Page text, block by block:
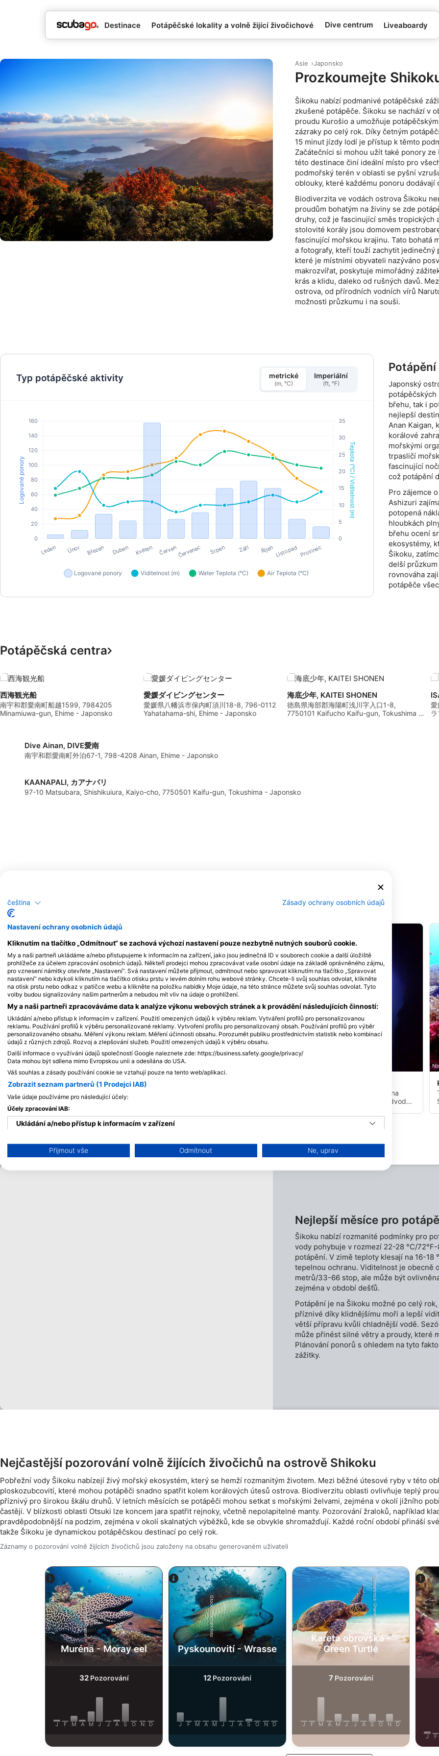
Destinace Potápěčské lokality a volně žijící živočichové Dive centrum Liveaboardy
Asie Japonsko
Prozkoumejte
Šikoku nabízí podmanivé potápěčské
zkušené potápěče. Šikoku se nachází v
proudu Kurošio a umožňuje
zázraky po celý rok. Díky četným
15 minut jízdy lodí je přístup k těmto
Začátečníci si mohou užít také ponory
této destinace činí ideální místo pro
podmořský terén v oblasti se pyšní
oblouky, které každému ponoru dodávají
Biodiverzita ve vodách ostrova Šikoku
proudům bohatým na živiny se zde
druhy, což je fascinující směs tropických
stolovité korály jsou domovem
fascinující mořskou krajinu. Tato bohatá
a fotografy, kteří touží zachytit jedinečný
které je místními obyvateli nazýváno
makrozvířat, poskytuje mimořádný
krás a klidu, daleko od rušných davů.
ostrova, od přírodních vodních vírů
možnosti průzkumu i na souši.
Typ potápěčské aktivity metrické
(m, °C)
Imperiální
(ft, °F)
Japonský
břehu, tak i
nejlepší
Anan Kaigan,
korálové
mořskými
trpasličí
fascinující
což potápění
Pro zájemce
Ashizuri
potopená
hloubkách
břehu ocení
ekosystémy,
Šikoku,
delší
rovnováha
potápěče
Potápěčská centra
西海観光船
南宇和郡愛南町船越1599, 7984205
Minamiuwa-gun, Ehime - Japonsko
愛媛ダイビングセンター
愛媛県八幡浜市保内町須川18-8, 796-0112
Yahatahama-shi, Ehime - Japonsko
海底少年, KAITEI SHONEN
徳島県海部郡海陽町浅川字入口1-8,
7750101 Kaifucho Kaifu-gun, Tokushima -
Dive Ainan, DIVE愛南
南宇和郡愛南町外泊67-1, 798-4208 Ainan, Ehime - Japonsko
KAANAPALI, カアナパリ
97-10 Matsubara, Shishikuiura, Kaiyo-cho, 7750501 Kaifu-gun, Tokushima - Japonsko
Dive lokalita
SSI Service Center Japan, 101-0051 Chiyoda-ku
Ushiro Hama 3 Buoy(★3.9)
Ostrov Kashiwa v prefektuře Kóči je makro rájem s
mělkou, průzračnou vodou, která je ideální pro
pozorování nahožábří, korýšů a hlaváčovitých ryb.
Ostrov je proslulý pozorováním vzácných druhů a
přitahuje jak začátečníky, tak zkušené potápěče.
Díky klidným podmínkám je pro prozkoumávání
tohoto bohatého podvodního světa nejvhodnější
Ačkoli se tato potápěčská lokalita může zdát na
povrchu typická, pod hladinou se nachází podvodní
metrů na šířku. Tyto jeskyně nejsou nijak zvlášť
hluboké, což potápěčům umožňuje pomalý pohyb a
občas odpočívají. Východ z jeskyně vydává modrou
záři a horní část jeskyně se hemží hejny lampionů a
dalších mořských živočichů, kteří při osvětlení
Nejlepší měsíce pro
Šikoku nabízí rozmanité podmínky pro
vody pohybuje v rozmezí 22-28 °C/
potápění. V zimě teploty klesají na 16-18
tepelnou ochranu. Viditelnost je obecně
metrů/33-66 stop, ale může být
zejména v období dešťů.
Potápění je na Šikoku možné po celý
příznivé díky klidnějšímu moři a lepší
větší přípravu kvůli chladnější vodě.
může přinést silné větry a proudy, které
Plánování ponorů s ohledem na tyto
zážitky.
Nejčastější pozorování volně žijících živočichů na ostrově Shikoku
Pobřežní vody Šikoku nabízejí živý mořský ekosystém, který se hemží rozmanitým životem. Mezi běžné útesové ryby v této
ploskozubcovití, které mohou potápěči snadno spatřit kolem korálových útesů ostrova. Biodiverzitu oblasti ovlivňuje teplý
příznivý pro širokou škálu druhů. V letních měsících se potápěči mohou setkat s mořskými želvami, zejména v okolí jižního
častěji. V blízkosti oblasti Otsuki lze koncem jara spatřit rejnoky, včetně nepolapitelné manty. Pozorování žraloků, například
pravděpodobnější na podzim, zejména v okolí skalnatých výběžků, kde se obvykle shromažďují. Každé roční období přináší
takže Šikoku je dynamickou potápěčskou destinací po celý rok.
Záznamy o pozorování volně žijících živočichů jsou založeny na obsahu generovaném uživateli
Alamy-WaterFrame
Muréna - Moray eel
32Pozorování
J F M A M J J A S O N D
iStock/ultramarinfoto
Pyskounovití - Wrasse
12 Pozorování
J F M A M J J A S O N D
Shutterstock-Shane Myers Photography
Kareta obrovská -
Green Turtle
7Pozorování
J F M A M J J A S O N D
J F
čeština Zásady ochrany osobních údajů
Nastavení ochrany osobních údajů
Kliknutím na tlačítko „Odmítnout“ se zachová výchozí nastavení pouze nezbytně nutných souborů cookie.
My a naši partneři ukládáme a/nebo přistupujeme k informacím na zařízení, jako jsou jedinečná ID v souborech cookie a další úložiště
prohlížeče za účelem zpracování osobních údajů. Někteří prodejci mohou zpracovávat vaše osobní údaje na základě oprávněného zájmu,
pro vznesení námitky otevřete „Nastavení“. Svá nastavení můžete přijmout, odmítnout nebo spravovat kliknutím na tlačítko „Spravovat
nastavení“ nebo kdykoli kliknutím na tlačítko otisku prstu v levém dolním rohu webové stránky. Chcete-li svůj souhlas odvolat, klikněte
na otisk prstu nebo odkaz v patičce webu a klikněte na položku nabídky Moje údaje, na této stránce můžete svůj souhlas odvolat. Tyto
volby budou signalizovány našim partnerům a nebudou mít vliv na údaje o prohlížení.
My a naši partneři zpracováváme data k analýze výkonu webových stránek a k provádění následujících činností:
Ukládání a/nebo přístup k informacím v zařízení. Použití omezených údajů k výběru reklam. Vytváření profilů pro personalizovanou
reklamu. Používání profilů k výběru personalizované reklamy. Vytvoření profilu pro personalizovaný obsah. Používání profilů pro výběr
personalizovaného obsahu. Měření výkonu reklam. Měření účinnosti obsahu. Porozumět publiku prostřednictvím statistik nebo kombinací
údajů z různých zdrojů. Rozvoj a zlepšování služeb. Použití omezených údajů k výběru obsahu.
Další informace o využívání údajů společností Google naleznete zde: https://business.safety.google/privacy/
Data mohou být sdílena mimo Evropskou unii a odesílána do USA.
Váš souhlas a zásady používání cookie se vztahují pouze na tento web/aplikaci.
Zobrazit seznam partnerů (1 Prodejci IAB)
Vaše údaje používáme pro následující účely:
Účely zpracování IAB:
Ukládání a/nebo přístup k informacím v zařízení
Použití omezených údajů k výběru reklam
Reklamní
Přijmout vše Odmítnout Ne, uprav